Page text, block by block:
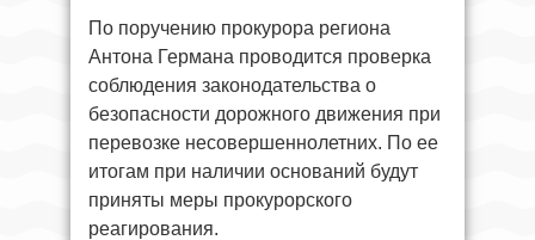
По поручению прокурора региона
Антона Германа проводится проверка
соблюдения законодательства о
безопасности дорожного движения при
перевозке несовершеннолетних. По ее
итогам при наличии оснований будут
приняты меры прокурорского
реагирования.